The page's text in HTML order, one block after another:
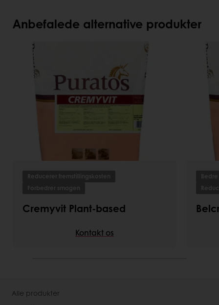
Anbefalede alternative produkter
Reducerer fremstillingskosten
Forbedrer smagen
Cremyvit Plant-based
Kontakt os
Alle produkter